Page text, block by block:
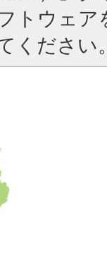
トウェア
ください